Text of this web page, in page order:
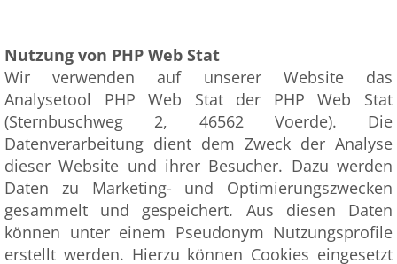
Nutzung von PHP Web Stat
Wir verwenden auf unserer Website das
Analysetool PHP Web Stat der PHP Web Stat
(Sternbuschweg 2, 46562 Voerde). Die
Datenverarbeitung dient dem Zweck der Analyse
dieser Website und ihrer Besucher. Dazu werden
Daten zu Marketing- und Optimierungszwecken
gesammelt und gespeichert. Aus diesen Daten
können unter einem Pseudonym Nutzungsprofile
erstellt werden. Hierzu können Cookies eingesetzt